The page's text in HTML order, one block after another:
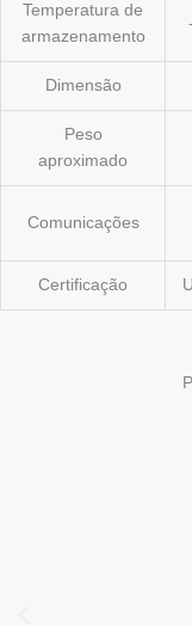
Temperatura de
armazenamento
Dimensão
Peso
aproximado
Comunicações
Certificação